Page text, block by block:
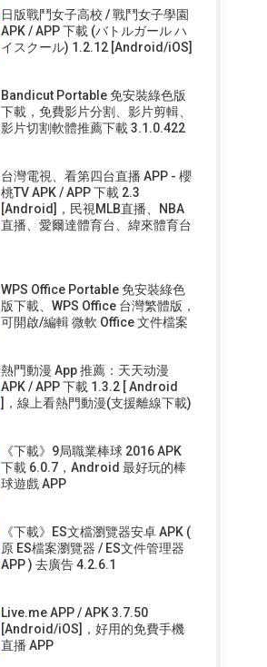
日版戰鬥女子高校 / 戰鬥女子學園
APK / APP 下載 (バトルガール ハ
イスクール) 1.2.12 [Android/iOS]
Bandicut Portable 免安裝綠色版
下載，免費影片分割、影片剪輯、
影片切割軟體推薦下載 3.1.0.422
台灣電視、看第四台直播 APP - 櫻
桃TV APK / APP 下載 2.3
[Android]，民視MLB直播、NBA
直播、愛爾達體育台、緯來體育台
WPS Office Portable 免安裝綠色
版下載、WPS Office 台灣繁體版，
可開啟/編輯 微軟 Office 文件檔案
熱門動漫 App 推薦：天天动漫
APK / APP 下載 1.3.2 [ Android
]，線上看熱門動漫(支援離線下載)
《下載》9局職業棒球 2016 APK
下載 6.0.7，Android 最好玩的棒
球遊戲 APP
《下載》ES文檔瀏覽器安卓 APK (
原 ES檔案瀏覽器 / ES文件管理器
APP ) 去廣告 4.2.6.1
Live.me APP / APK 3.7.50
[Android/iOS]，好用的免費手機
直播 APP